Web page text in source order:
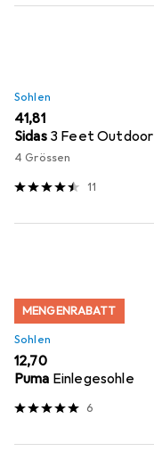
Sohlen
EUR
41,81
Sidas 3 Feet Outdoor
4 Grössen
11
MENGENRABATT
Sohlen
EUR
12,70
Puma Einlegesohle
6